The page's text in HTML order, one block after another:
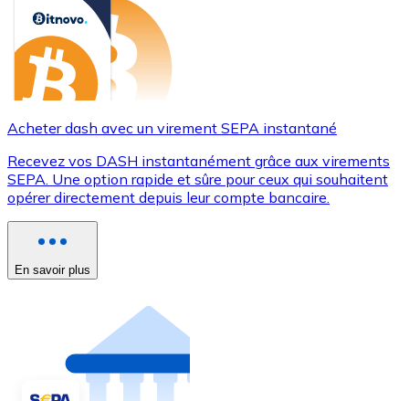
Acheter dash avec un virement SEPA instantané
Recevez vos DASH instantanément grâce aux virements
SEPA. Une option rapide et sûre pour ceux qui souhaitent
opérer directement depuis leur compte bancaire.
En savoir plus